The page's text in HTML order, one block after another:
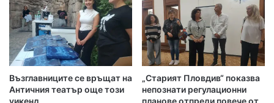
Възглавниците се връщат на
Античния театър още този
уикенд
„Старият Пловдив“ показва
непознати регулационни
планове отпреди повече от